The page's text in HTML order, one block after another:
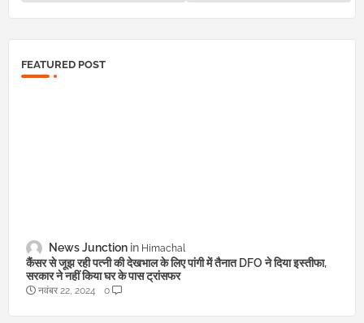
FEATURED POST
News Junction Himachal
कैंसर से जूझ रही पत्नी की देखभाल के लिए पांगी में तैनात DFO ने दिया इस्तीफा,
सरकार ने नहीं किया घर के पास ट्रांसफर
नवंबर 22, 2024 0